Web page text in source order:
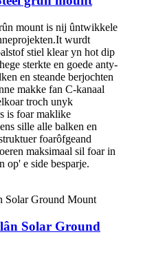
mount is nij ûntwikkele
wurdt
stiel klear yn hot dip
sterkte en goede anty-
en steande berjochten
makke fan C-kanaal
troch unyk
is foar maklike
sille alle balken en
foarôfgeand
maksimaal sil foar in
op' e side besparje.
Solar Ground